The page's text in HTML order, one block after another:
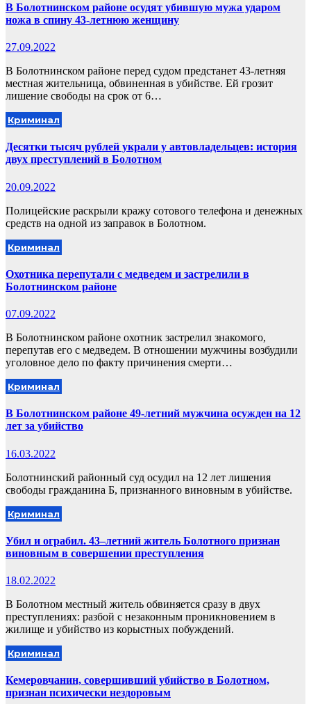
В Болотнинском районе осудят убившую мужа ударом
ножа в спину 43-летнюю женщину
27.09.2022
В Болотнинском районе перед судом предстанет 43-летняя
местная жительница, обвиненная в убийстве. Ей грозит
лишение свободы на срок от 6…
Криминал
Десятки тысяч рублей украли у автовладельцев: история
двух преступлений в Болотном
20.09.2022
Полицейские раскрыли кражу сотового телефона и денежных
средств на одной из заправок в Болотном.
Криминал
Охотника перепутали с медведем и застрелили в
Болотнинском районе
07.09.2022
В Болотнинском районе охотник застрелил знакомого,
перепутав его с медведем. В отношении мужчины возбудили
уголовное дело по факту причинения смерти…
Криминал
В Болотнинском районе 49-летний мужчина осужден на 12
лет за убийство
16.03.2022
Болотнинский районный суд осудил на 12 лет лишения
свободы гражданина Б, признанного виновным в убийстве.
Криминал
Убил и ограбил. 43–летний житель Болотного признан
виновным в совершении преступления
18.02.2022
В Болотном местный житель обвиняется сразу в двух
преступлениях: разбой с незаконным проникновением в
жилище и убийство из корыстных побуждений.
Криминал
Кемеровчанин, совершивший убийство в Болотном,
признан психически нездоровым